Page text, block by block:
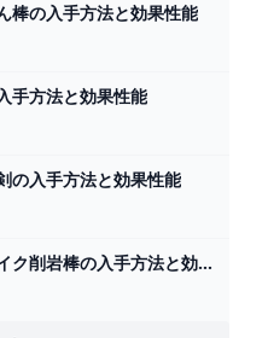
棒の入手方法と効果性能
手方法と効果性能
の入手方法と効果性能
ファイアライク削岩棒の入手方法と効果性能